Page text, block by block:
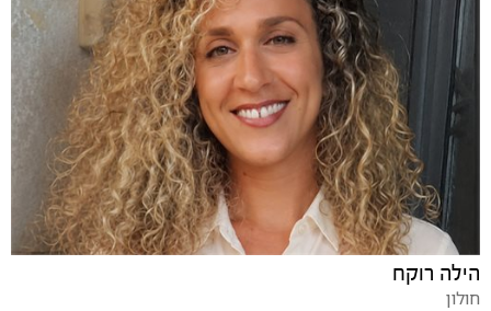
הילה רוקח
חולון